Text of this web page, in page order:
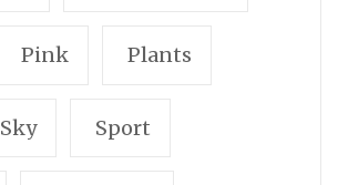
Pink Plants
Sky Sport